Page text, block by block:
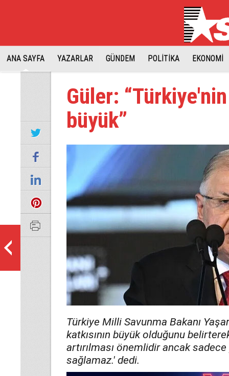
ANA SAYFA YAZARLAR GÜNDEM POLİTİKA EKONOMİ
Güler:
büyük”
Türkiye Milli Savunma Bakanı
katkısının büyük olduğunu
artırılması önemlidir ancak sadece
sağlamaz.' dedi.